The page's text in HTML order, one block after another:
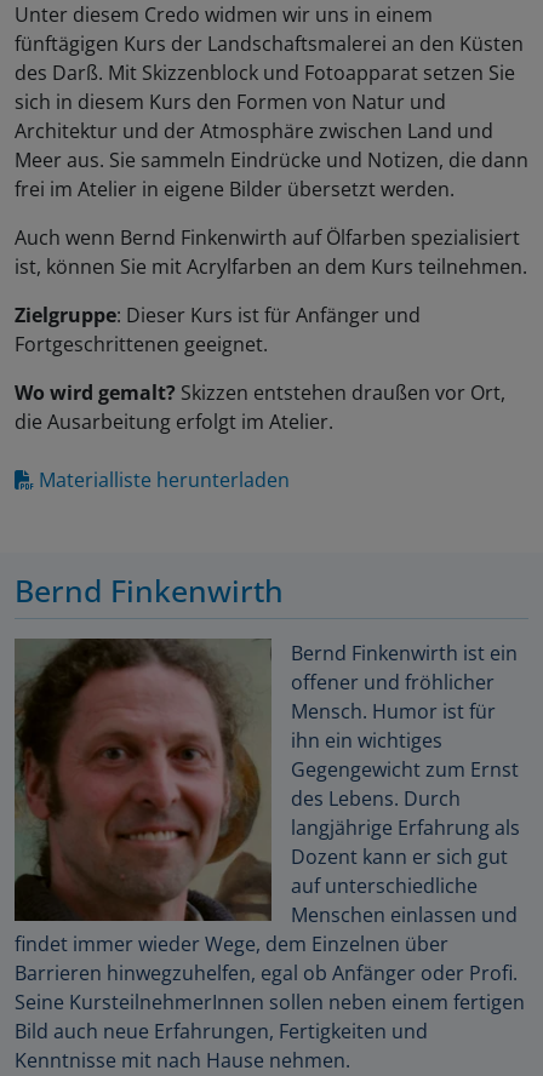
Unter diesem Credo widmen wir uns in einem
fünftägigen Kurs der Landschaftsmalerei an den Küsten
des Darß. Mit Skizzenblock und Fotoapparat setzen Sie
sich in diesem Kurs den Formen von Natur und
Architektur und der Atmosphäre zwischen Land und
Meer aus. Sie sammeln Eindrücke und Notizen, die dann
frei im Atelier in eigene Bilder übersetzt werden.
Auch wenn Bernd Finkenwirth auf Ölfarben spezialisiert
ist, können Sie mit Acrylfarben an dem Kurs teilnehmen.
Zielgruppe: Dieser Kurs ist für Anfänger und
Fortgeschrittenen geeignet.
Wo wird gemalt? Skizzen entstehen draußen vor Ort,
die Ausarbeitung erfolgt im Atelier.
Materialliste herunterladen
Bernd Finkenwirth
Bernd Finkenwirth ist ein
offener und fröhlicher
Mensch. Humor ist für
ihn ein wichtiges
Gegengewicht zum Ernst
des Lebens. Durch
langjährige Erfahrung als
Dozent kann er sich gut
auf unterschiedliche
Menschen einlassen und
findet immer wieder Wege, dem Einzelnen über
Barrieren hinwegzuhelfen, egal ob Anfänger oder Profi.
Seine KursteilnehmerInnen sollen neben einem fertigen
Bild auch neue Erfahrungen, Fertigkeiten und
Kenntnisse mit nach Hause nehmen.